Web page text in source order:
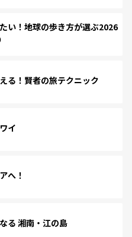
い！地球の歩き方が選ぶ2026
る！賢者の旅テクニック
イ
へ！
る 湘南・江の島